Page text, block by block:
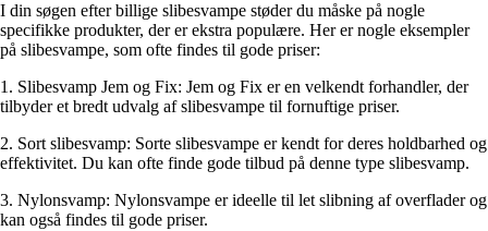
I din søgen efter billige slibesvampe støder du måske på nogle
specifikke produkter, der er ekstra populære. Her er nogle eksempler
på slibesvampe, som ofte findes til gode priser:
1. Slibesvamp Jem og Fix: Jem og Fix er en velkendt forhandler, der
tilbyder et bredt udvalg af slibesvampe til fornuftige priser.
2. Sort slibesvamp: Sorte slibesvampe er kendt for deres holdbarhed og
effektivitet. Du kan ofte finde gode tilbud på denne type slibesvamp.
3. Nylonsvamp: Nylonsvampe er ideelle til let slibning af overflader og
kan også findes til gode priser.